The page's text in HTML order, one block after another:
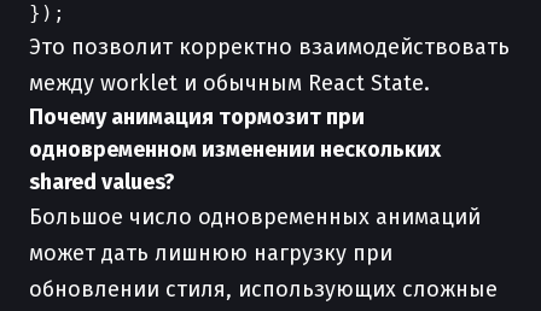
Это позволит корректно взаимодействовать
между worklet и обычным React State.
Почему анимация тормозит при
одновременном изменении нескольких
shared values?
Большое число одновременных анимаций
может дать лишнюю нагрузку при
обновлении стиля, использующих сложные